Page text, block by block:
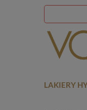
LAKIERY